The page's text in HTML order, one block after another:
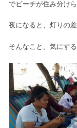
でビーチが住み分けら
夜になると、灯りの
そんなこと、気にする